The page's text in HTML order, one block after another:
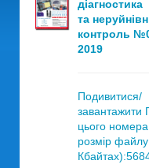
діагностика
та
контроль
2019
Подивитися/
завантажити
цього номера,
розмір